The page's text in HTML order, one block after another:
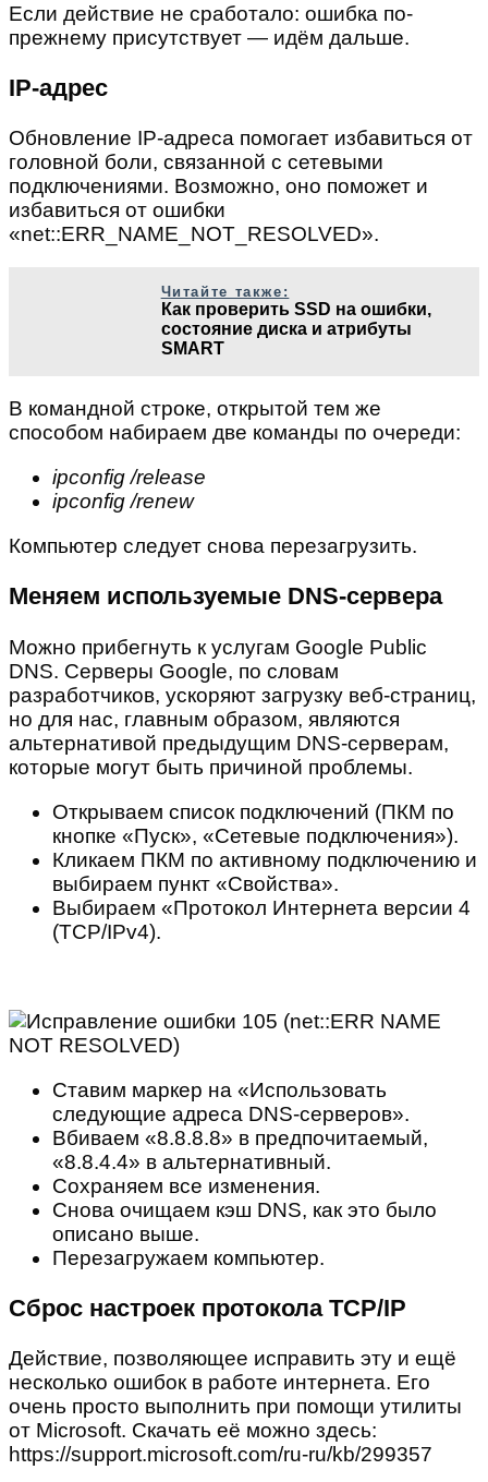
Если действие не сработало: ошибка по-
прежнему присутствует — идём дальше.
IP-адрес
Обновление IP-адреса помогает избавиться от
головной боли, связанной с сетевыми
подключениями. Возможно, оно поможет и
избавиться от ошибки
«net::ERR_NAME_NOT_RESOLVED».
Читайте также:
Как проверить SSD на ошибки,
состояние диска и атрибуты
SMART
В командной строке, открытой тем же
способом набираем две команды по очереди:
ipconfig /release
ipconfig /renew
Компьютер следует снова перезагрузить.
Меняем используемые DNS-сервера
Можно прибегнуть к услугам Google Public
DNS. Серверы Google, по словам
разработчиков, ускоряют загрузку веб-страниц,
но для нас, главным образом, являются
альтернативой предыдущим DNS-серверам,
которые могут быть причиной проблемы.
Открываем список подключений (ПКМ по
кнопке «Пуск», «Сетевые подключения»).
Кликаем ПКМ по активному подключению и
выбираем пункт «Свойства».
Выбираем «Протокол Интернета версии 4
(TCP/IPv4).
Ставим маркер на «Использовать
следующие адреса DNS-серверов».
Вбиваем «8.8.8.8» в предпочитаемый,
«8.8.4.4» в альтернативный.
Сохраняем все изменения.
Снова очищаем кэш DNS, как это было
описано выше.
Перезагружаем компьютер.
Сброс настроек протокола TCP/IP
Действие, позволяющее исправить эту и ещё
несколько ошибок в работе интернета. Его
очень просто выполнить при помощи утилиты
от Microsoft. Скачать её можно здесь:
https://support.microsoft.com/ru-ru/kb/299357